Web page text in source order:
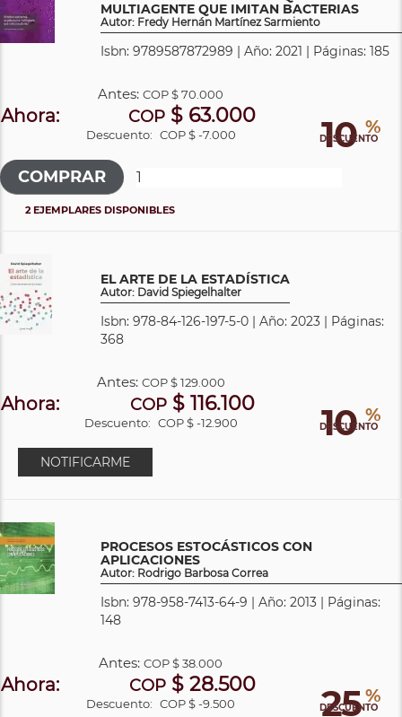
MULTIAGENTE QUE IMITAN BACTERIAS
Autor: Fredy Hernán Martínez Sarmiento
Isbn: 9789587872989 | Año: 2021 | Páginas: 185
10 %
DESCUENTO
Antes:COP$ 70.000
Ahora: COP $ 63.000
Descuento: COP $ -7.000
2 EJEMPLARES DISPONIBLES
EL ARTE DE LA ESTADÍSTICA
Autor: David Spiegelhalter
Isbn: 978-84-126-197-5-0 | Año: 2023 | Páginas:
368
10 %
DESCUENTO
Antes: COP$ 129.000
Ahora: COP$ 116.100
Descuento: COP $ -12.900
NOTIFICARME
PROCESOS ESTOCÁSTICOS CON
APLICACIONES
Autor: Rodrigo Barbosa Correa
Isbn: 978-958-7413-64-9 | Año: 2013 | Páginas:
148
25 %
DESCUENTO
Antes:COP$ 38.000
Ahora: COP$ 28.500
Descuento: COP $ -9.500